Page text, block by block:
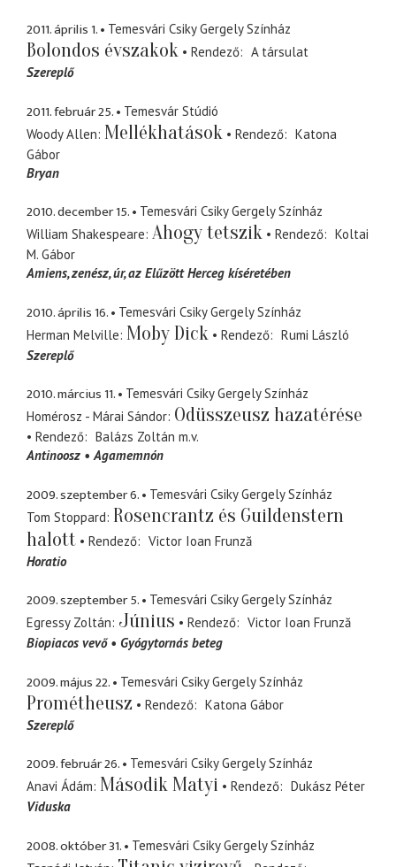
2011. április 1. Temesvári Csiky Gergely Színház
Bolondos évszakok Rendező
A társulat
Szereplő
2011. február 25.
Temesvár Stúdió
Woody Allen Mellékhatások Rendező
Katona
Gábor
Bryan
2010. december 15.
Temesvári Csiky Gergely Színház
William Shakespeare Ahogy tetszik Rendező
Koltai
M. Gábor
Amiens, zenész, úr az Elűzött Herceg kíséretében
2010. április 16.
Temesvári Csiky Gergely Színház
Herman Melville Moby Dick Rendező
Rumi László
Szereplő
2010. március 11.
Temesvári Csiky Gergely Színház
Homérosz - Márai Sándor Odüsszeusz hazatérése
Rendező Balázs Zoltán m.v.
Antinoosz
Agamemnón
2009. szeptember 6.
Temesvári Csiky Gergely Színház
Tom Stoppard Rosencrantz és Guildenstern
halott
Rendező
Victor Ioan Frunză
Horatio
2009. szeptember 5.
Temesvári Csiky Gergely Színház
Egressy Zoltán Június Rendező
Victor Ioan Frunză
Biopiacos vevő
Gyógytornás beteg
2009. május 22. Temesvári Csiky Gergely Színház
Prométheusz Rendező
Katona Gábor
Szereplő
2009. február 26.
Temesvári Csiky Gergely Színház
Anavi Ádám Második Matyi Rendező
Dukász Péter
Viduska
2008. október 31.
Temesvári Csiky Gergely Színház